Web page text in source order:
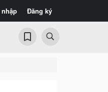
Đăng ký